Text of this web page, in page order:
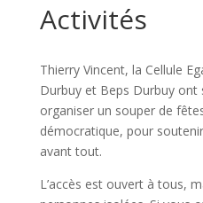
Activités
Thierry Vincent, la Cellule
Durbuy et Beps Durbuy ont
organiser un souper de
démocratique, pour
avant tout.
L’accès est ouvert à tous,